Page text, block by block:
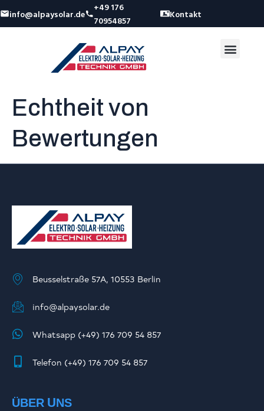
info@alpaysolar.de
+49 176
70954857
Kontakt
Echtheit von
Bewertungen
Beusselstraße 57A, 10553 Berlin
info@alpaysolar.de
Whatsapp (+49) 176 709 54 857
Telefon (+49) 176 709 54 857
ÜBER UNS